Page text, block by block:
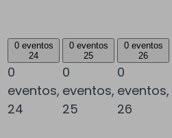
0 eventos
24
0
eventos,
24
0 eventos
25
0
eventos,
25
0 eventos
26
0
eventos,
26